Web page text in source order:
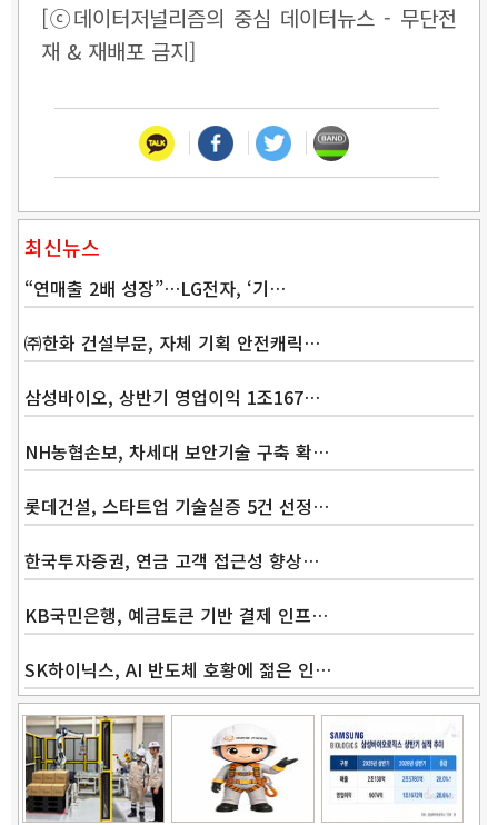
[ⓒ데이터저널리즘의 중심 데이터뉴스 - 무단전
재 & 재배포 금지]
최신뉴스
“연매출 2배 성장”…LG전자, ‘기…
㈜한화 건설부문, 자체 기획 안전캐릭…
삼성바이오, 상반기 영업이익 1조167…
NH농협손보, 차세대 보안기술 구축 확…
롯데건설, 스타트업 기술실증 5건 선정…
한국투자증권, 연금 고객 접근성 향상…
KB국민은행, 예금토큰 기반 결제 인프…
SK하이닉스, AI 반도체 호황에 젊은 인…